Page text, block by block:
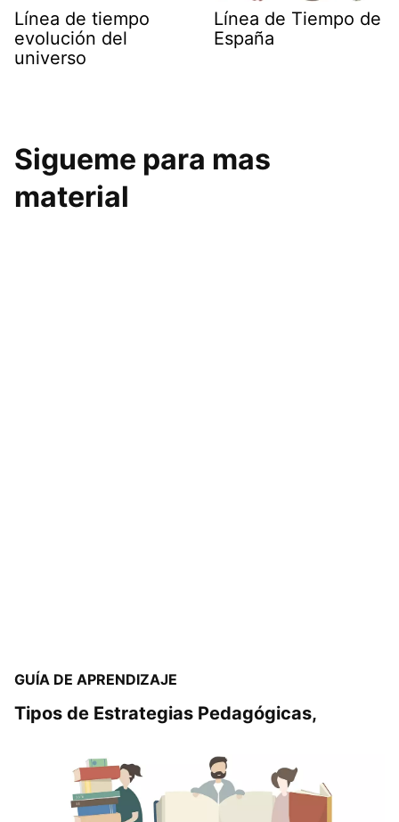
Línea de tiempo
evolución del
universo
Línea de Tiempo de
España
Sigueme para mas
material
GUÍA DE APRENDIZAJE
Tipos de Estrategias Pedagógicas,